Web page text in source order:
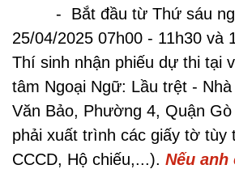
- Bắt đầu từ Thứ sáu
25/04/2025 07h00 - 11h30 và
Thí sinh nhận phiếu dự thi tại
tâm Ngoại Ngữ: Lầu trệt -
Văn Bảo, Phường 4, Quận
phải xuất trình các giấy tờ tùy
CCCD, Hộ chiếu,...). Nếu